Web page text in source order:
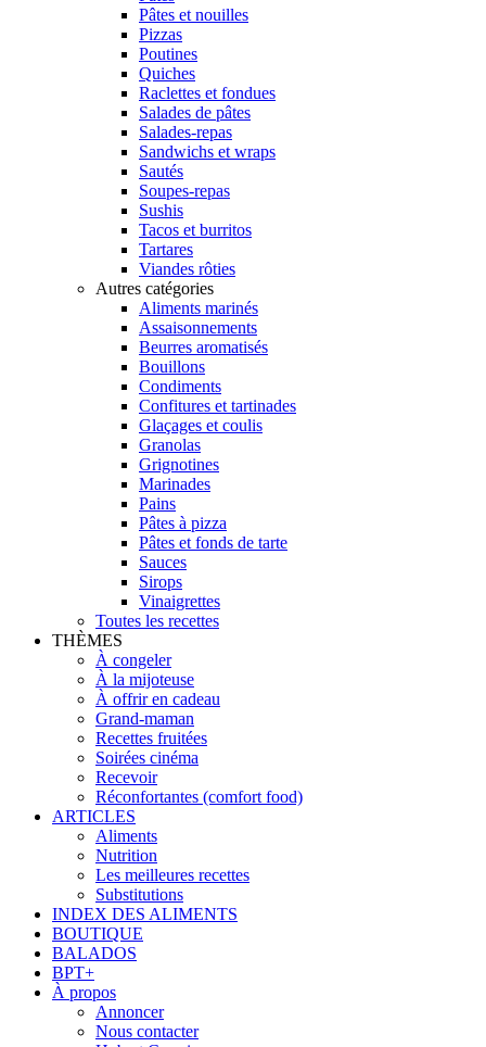
Pâtes et nouilles
Pizzas
Poutines
Quiches
Raclettes et fondues
Salades de pâtes
Salades-repas
Sandwichs et wraps
Sautés
Soupes-repas
Sushis
Tacos et burritos
Tartares
Viandes rôties
Autres catégories
Aliments marinés
Assaisonnements
Beurres aromatisés
Bouillons
Condiments
Confitures et tartinades
Glaçages et coulis
Granolas
Grignotines
Marinades
Pains
Pâtes à pizza
Pâtes et fonds de tarte
Sauces
Sirops
Vinaigrettes
Toutes les recettes
THÈMES
À congeler
À la mijoteuse
À offrir en cadeau
Grand-maman
Recettes fruitées
Soirées cinéma
Recevoir
Réconfortantes (comfort food)
ARTICLES
Aliments
Nutrition
Les meilleures recettes
Substitutions
INDEX DES ALIMENTS
BOUTIQUE
BALADOS
BPT+
À propos
Annoncer
Nous contacter